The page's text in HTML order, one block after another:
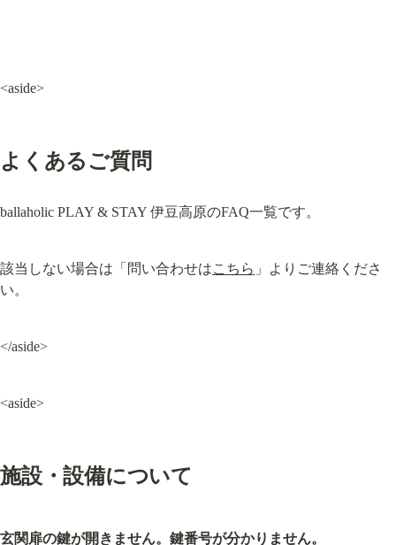
<aside>
よくあるご質問
ballaholic PLAY & STAY 伊豆高原のFAQ一覧です。
該当しない場合は「問い合わせはこちら 」よりご連絡くださ
い。
</aside>
<aside>
施設・設備について
玄関扉の鍵が開きません。鍵番号が分かりません。